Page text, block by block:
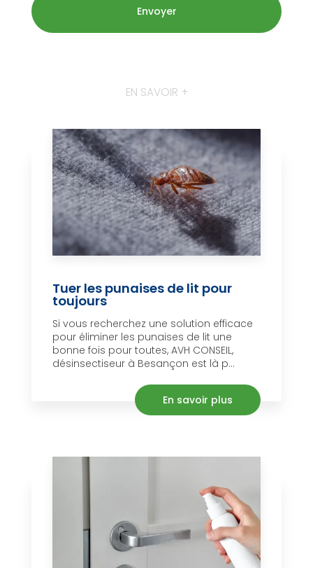
EN SAVOIR +
Tuer les punaises de lit pour
toujours
Si vous recherchez une solution efficace
pour éliminer les punaises de lit une
bonne fois pour toutes, AVH CONSEIL,
désinsectiseur à Besançon est là p...
En savoir plus